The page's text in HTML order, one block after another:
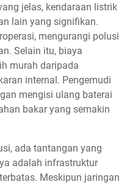
jelas, kendaraan listrik
lain yang signifikan.
mengurangi polusi
Selain itu, biaya
murah daripada
internal. Pengemudi
mengisi ulang baterai
bakar yang semakin
ada tantangan yang
adalah infrastruktur
Meskipun jaringan